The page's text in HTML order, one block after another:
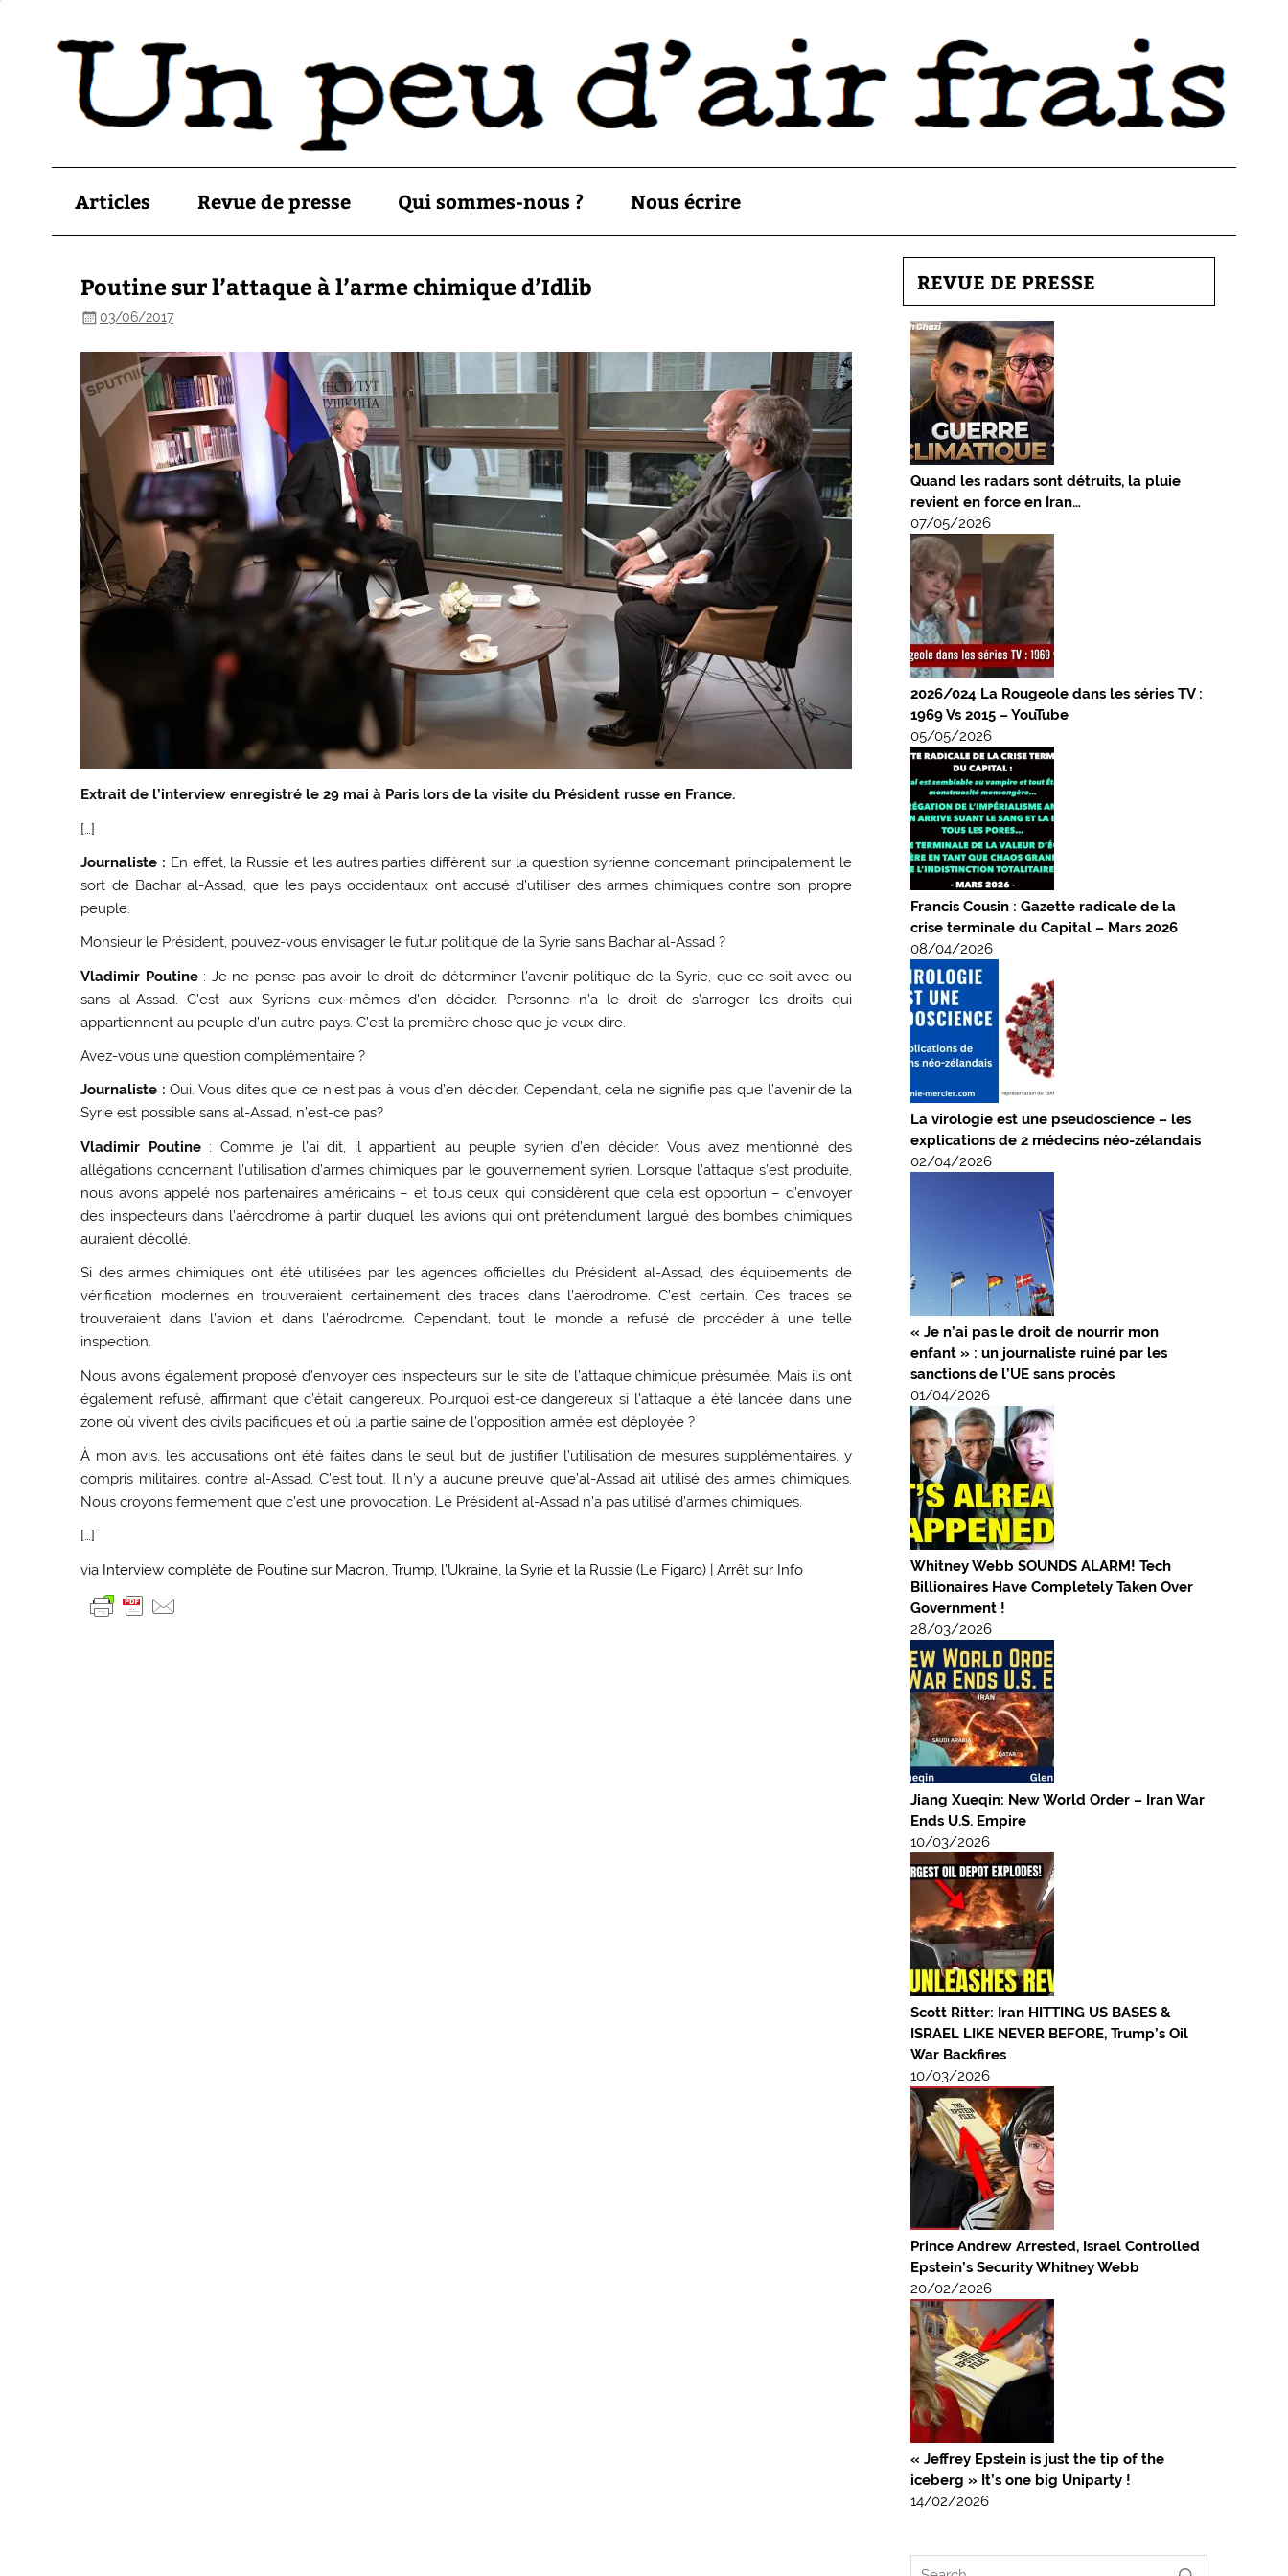
Articles Revue de presse Qui sommes-nous ? Nous écrire
Poutine sur l’attaque à l’arme chimique d’Idlib
03/06/2017
Extrait de l’interview enregistré le 29 mai à Paris lors de la visite du Président russe en France.
[…]
Journaliste : En effet, la Russie et les autres parties diffèrent sur la question syrienne concernant principalement le
sort de Bachar al-Assad, que les pays occidentaux ont accusé d’utiliser des armes chimiques contre son propre
peuple.
Monsieur le Président, pouvez-vous envisager le futur politique de la Syrie sans Bachar al-Assad ?
Vladimir Poutine: Je ne pense pas avoir le droit de déterminer l’avenir politique de la Syrie, que ce soit avec ou
sans al-Assad. C’est aux Syriens eux-mêmes d’en décider. Personne n’a le droit de s’arroger les droits qui
appartiennent au peuple d’un autre pays. C’est la première chose que je veux dire.
Avez-vous une question complémentaire ?
Journaliste :Oui. Vous dites que ce n’est pas à vous d’en décider. Cependant, cela ne signifie pas que l’avenir de la
Syrie est possible sans al-Assad, n’est-ce pas?
Vladimir Poutine: Comme je l’ai dit, il appartient au peuple syrien d’en décider. Vous avez mentionné des
allégations concernant l’utilisation d’armes chimiques par le gouvernement syrien. Lorsque l’attaque s’est produite,
nous avons appelé nos partenaires américains – et tous ceux qui considèrent que cela est opportun – d’envoyer
des inspecteurs dans l’aérodrome à partir duquel les avions qui ont prétendument largué des bombes chimiques
auraient décollé.
Si des armes chimiques ont été utilisées par les agences officielles du Président al-Assad, des équipements de
vérification modernes en trouveraient certainement des traces dans l’aérodrome. C’est certain. Ces traces se
trouveraient dans l’avion et dans l’aérodrome. Cependant, tout le monde a refusé de procéder à une telle
inspection.
Nous avons également proposé d’envoyer des inspecteurs sur le site de l’attaque chimique présumée. Mais ils ont
également refusé, affirmant que c’était dangereux. Pourquoi est-ce dangereux si l’attaque a été lancée dans une
zone où vivent des civils pacifiques et où la partie saine de l’opposition armée est déployée ?
À mon avis, les accusations ont été faites dans le seul but de justifier l’utilisation de mesures supplémentaires, y
compris militaires, contre al-Assad. C’est tout. Il n’y a aucune preuve que’al-Assad ait utilisé des armes chimiques.
Nous croyons fermement que c’est une provocation. Le Président al-Assad n’a pas utilisé d’armes chimiques.
[…]
via Interview complète de Poutine sur Macron, Trump, l’Ukraine, la Syrie et la Russie (Le Figaro) | Arrêt sur Info
REVUE DE PRESSE
Quand les radars sont détruits, la pluie
revient en force en Iran…
07/05/2026
2026/024 La Rougeole dans les séries TV :
1969 Vs 2015 – YouTube
05/05/2026
Francis Cousin : Gazette radicale de la
crise terminale du Capital – Mars 2026
08/04/2026
La virologie est une pseudoscience – les
explications de 2 médecins néo-zélandais
02/04/2026
« Je n’ai pas le droit de nourrir mon
enfant » : un journaliste ruiné par les
sanctions de l’UE sans procès
01/04/2026
Whitney Webb SOUNDS ALARM! Tech
Billionaires Have Completely Taken Over
Government !
28/03/2026
Jiang Xueqin: New World Order – Iran War
Ends U.S. Empire
10/03/2026
Scott Ritter: Iran HITTING US BASES &
ISRAEL LIKE NEVER BEFORE, Trump’s Oil
War Backfires
10/03/2026
Prince Andrew Arrested, Israel Controlled
Epstein’s Security Whitney Webb
20/02/2026
« Jeffrey Epstein is just the tip of the
iceberg » It’s one big Uniparty !
14/02/2026